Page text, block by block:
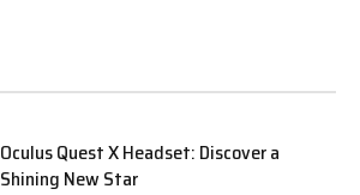
Oculus Quest X Headset: Discover a
Shining New Star